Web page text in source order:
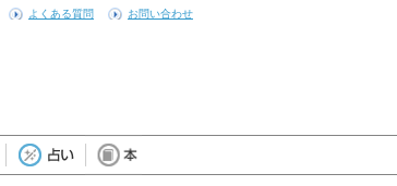
よくある質問 お問い合わせ